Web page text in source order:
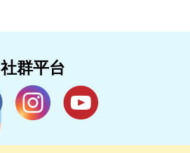
社群平台